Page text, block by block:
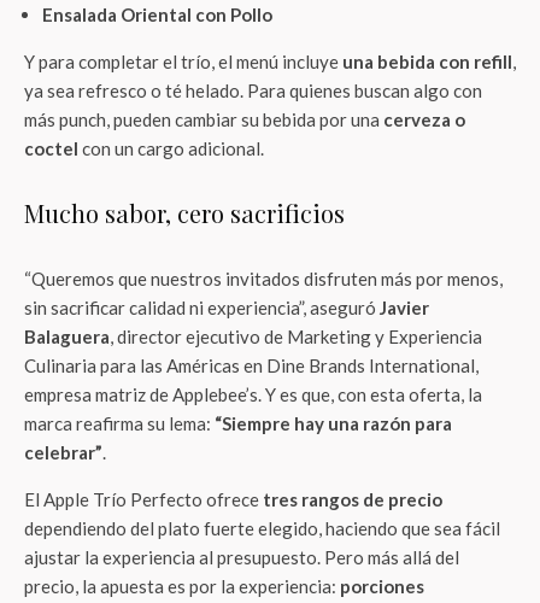
Ensalada Oriental con Pollo
Y para completar el trío, el menú incluye una bebida con refill,
ya sea refresco o té helado. Para quienes buscan algo con
más punch, pueden cambiar su bebida por una cerveza o
coctel con un cargo adicional.
Mucho sabor, cero sacrificios
“Queremos que nuestros invitados disfruten más por menos,
sin sacrificar calidad ni experiencia”, aseguró Javier
Balaguera, director ejecutivo de Marketing y Experiencia
Culinaria para las Américas en Dine Brands International,
empresa matriz de Applebee’s. Y es que, con esta oferta, la
marca reafirma su lema: “Siempre hay una razón para
celebrar”.
El Apple Trío Perfecto ofrece tres rangos de precio
dependiendo del plato fuerte elegido, haciendo que sea fácil
ajustar la experiencia al presupuesto. Pero más allá del
precio, la apuesta es por la experiencia: porciones